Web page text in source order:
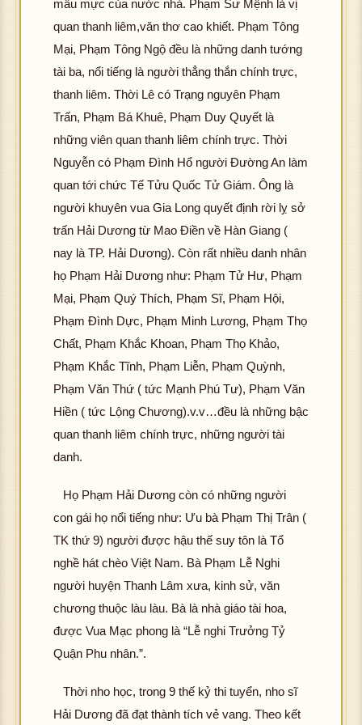
mẫu mực của nước nhà. Phạm Sư Mệnh là vị
quan thanh liêm,văn thơ cao khiết. Phạm Tông
Mại, Phạm Tông Ngộ đều là những danh tướng
tài ba, nổi tiếng là người thẳng thắn chính trực,
thanh liêm. Thời Lê có Trạng nguyên Phạm
Trấn, Phạm Bá Khuê, Phạm Duy Quyết là
những viên quan thanh liêm chính trực. Thời
Nguyễn có Phạm Đình Hổ người Đường An làm
quan tới chức Tế Tửu Quốc Tử Giám. Ông là
người khuyên vua Gia Long quyết định rời lỵ sở
trấn Hải Dương từ Mao Điền về Hàn Giang (
nay là TP. Hải Dương). Còn rất nhiều danh nhân
họ Phạm Hải Dương như: Phạm Tử Hư, Phạm
Mại, Phạm Quý Thích, Phạm Sĩ, Phạm Hội,
Phạm Đình Dực, Phạm Minh Lương, Phạm Thọ
Chất, Phạm Khắc Khoan, Phạm Thọ Khảo,
Phạm Khắc Tĩnh, Phạm Liễn, Phạm Quỳnh,
Phạm Văn Thứ ( tức Mạnh Phú Tư), Phạm Văn
Hiền ( tức Lộng Chương).v.v…đều là những bậc
quan thanh liêm chính trực, những người tài
danh.
Họ Phạm Hải Dương còn có những người
con gái họ nổi tiếng như: Ưu bà Phạm Thị Trân (
TK thứ 9) người được hậu thế suy tôn là Tổ
nghề hát chèo Việt Nam. Bà Phạm Lễ Nghi
người huyện Thanh Lâm xưa, kinh sử, văn
chương thuộc làu làu. Bà là nhà giáo tài hoa,
được Vua Mạc phong là “Lễ nghi Trưởng Tỷ
Quận Phu nhân.”.
Thời nho học, trong 9 thế kỷ thi tuyển, nho sĩ
Hải Dương đã đạt thành tích vẻ vang. Theo kết